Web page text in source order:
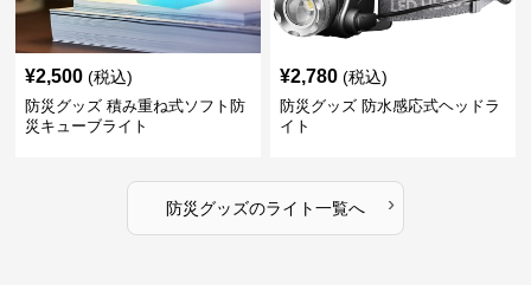
¥2,500 (税込)
防災グッズ 積み重ね式ソフト防
災キューブライト
¥2,780 (税込)
防災グッズ 防水感応式ヘッドラ
イト
防災グッズのライト一覧へ ›